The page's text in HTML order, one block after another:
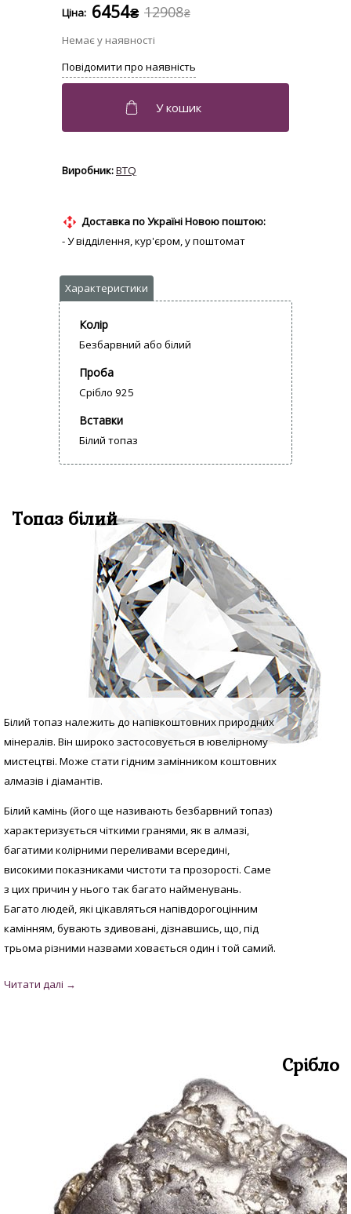
12908₴
6454₴
BTQ
Доставка по Україні Новою поштою:
- У відділення, кур'єром, у поштомат
Колір
Безбарвний або білий
Проба
Срібло 925
Вставки
Білий топаз
Топаз білий
Білий топаз належить до напівкоштовних природних
мінералів. Він широко застосовується в ювелірному
мистецтві. Може стати гідним замінником коштовних
алмазів і діамантів.
Білий камінь (його ще називають безбарвний топаз)
характеризується чіткими гранями, як в алмазі,
багатими колірними переливами всередині,
високими показниками чистоти та прозорості. Саме
з цих причин у нього так багато найменувань.
Багато людей, які цікавляться напівдорогоцінним
камінням, бувають здивовані, дізнавшись, що, під
трьома різними назвами ховається один і той самий.
Срібло